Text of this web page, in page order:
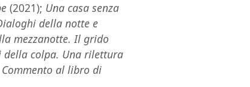
(2021); Una casa senza
della notte e
mezzanotte. Il grido
della colpa. Una rilettura
Commento al libro di